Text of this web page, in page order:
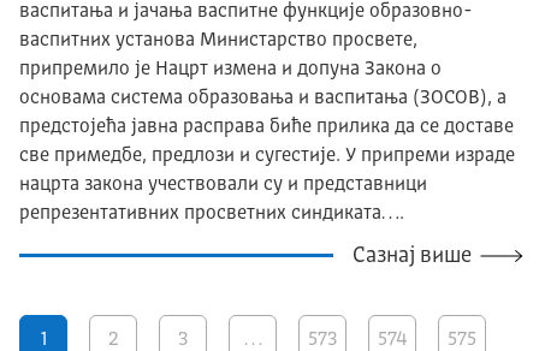
васпитања и јачања васпитне функције образовно-
васпитних установа Министарство просвете,
припремило је Нацрт измена и допуна Закона о
основама система образовања и васпитања (ЗОСОВ), а
предстојећа јавна расправа биће прилика да се доставе
све примедбе, предлози и сугестије. У припреми израде
нацрта закона учествовали су и представници
репрезентативних просветних синдиката….
Сазнај више
1 2 3 … 573 574 575